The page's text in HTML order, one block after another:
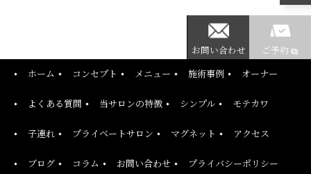
お問い合わせ ご予約
ホーム コンセプト メニュー 施術事例 オーナー
よくある質問 当サロンの特徴 シンプル モテカワ
子連れ プライベートサロン マグネット アクセス
ブログ コラム お問い合わせ プライバシーポリシー